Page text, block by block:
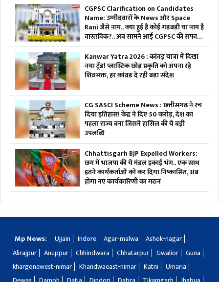
CGPSC Clarification on Candidates
Name: उम्मीदवारों के News और Space
Rani जैसे नाम.. क्या हुई है कोई गड़बड़ी या नाम है
वास्तविक?.. अब सामने आई CGPSC की सफाई,
पढ़ें
Kanwar Yatra 2026 : कांवड़ यात्रा में दिखा
नया ट्रेंड! प्लास्टिक छोड़ प्रकृति को अपना रहे
शिवभक्त, हर कांवड़ दे रही बड़ा संदेश
CG SASCI Scheme News : छत्तीसगढ़ ने रच
दिया इतिहास! केंद्र ने दिए 50 करोड़, देश का
पहला राज्य बना जिसने हासिल की ये बड़ी
उपलब्धि
Chhattisgarh BJP Expelled Workers:
छग में भाजपा की ये मंडल इकाई भंग.. एक साथ
इतने कार्यकर्ताओं को कर दिया निष्कासित, अब
होगा नए कार्यकारिणी का गठन
Mp News: Ujjain Indore Agar-malwa
Ashok-nagar
Alirajpur
Anuppur Chhindwara Chhatarpur Gwalior
Guna
khargonewest-nimar
Khandwaeast-nimar Katni
Umaria